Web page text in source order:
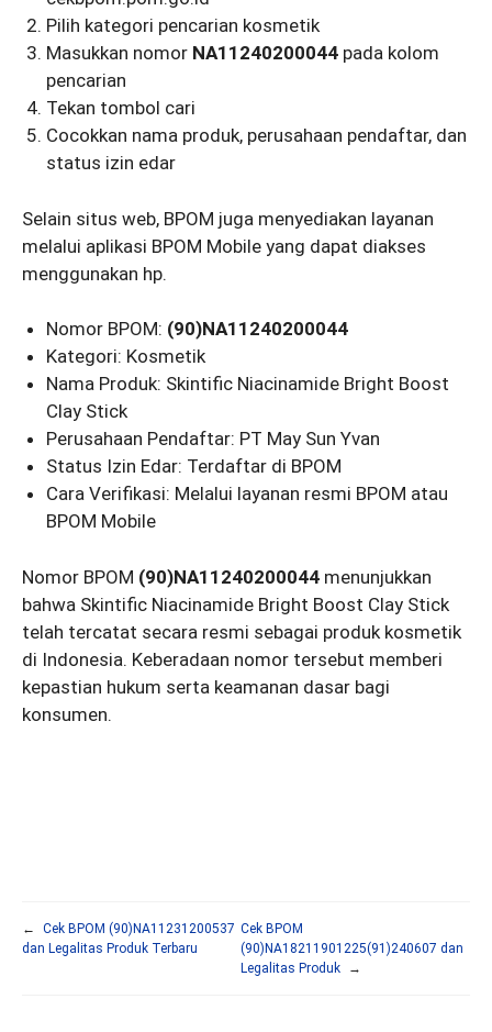
Pilih kategori pencarian kosmetik
Masukkan nomor NA11240200044 pada kolom
pencarian
Tekan tombol cari
Cocokkan nama produk, perusahaan pendaftar, dan
status izin edar
Selain situs web, BPOM juga menyediakan layanan
melalui aplikasi BPOM Mobile yang dapat diakses
menggunakan hp.
Nomor BPOM: (90)NA11240200044
Kategori: Kosmetik
Nama Produk: Skintific Niacinamide Bright Boost
Clay Stick
Perusahaan Pendaftar: PT May Sun Yvan
Status Izin Edar: Terdaftar di BPOM
Cara Verifikasi: Melalui layanan resmi BPOM atau
BPOM Mobile
Nomor BPOM (90)NA11240200044 menunjukkan
bahwa Skintific Niacinamide Bright Boost Clay Stick
telah tercatat secara resmi sebagai produk kosmetik
di Indonesia. Keberadaan nomor tersebut memberi
kepastian hukum serta keamanan dasar bagi
konsumen.
←
Cek BPOM (90)NA11231200537
dan Legalitas Produk Terbaru
Cek BPOM
(90)NA18211901225(91)240607 dan
Legalitas Produk
→